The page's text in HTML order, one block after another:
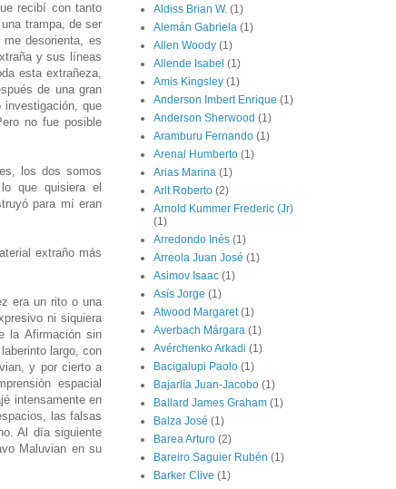
recibí con tanto
trampa, de ser
desorienta, es
y sus líneas
esta extrañeza,
de una gran
investigación, que
no fue posible
los dos somos
que quisiera el
para mí eran
extraño más
era un rito o una
ni siquiera
la Afirmación sin
largo, con
y por cierto a
espacial
intensamente en
las falsas
Al día siguiente
Maluvian en su
Aldiss Brian W. (1)
Alemán Gabriela (1)
Allen Woody (1)
Allende Isabel (1)
Amis Kingsley (1)
Anderson Imbert Enrique (1)
Anderson Sherwood (1)
Aramburu Fernando (1)
Arenal Humberto (1)
Arias Marina (1)
Arlt Roberto (2)
Arnold Kummer Frederic (Jr)
(1)
Arredondo Inés (1)
Arreola Juan José (1)
Asimov Isaac (1)
Asís Jorge (1)
Atwood Margaret (1)
Averbach Márgara (1)
Avérchenko Arkadi (1)
Bacigalupi Paolo (1)
Bajarlía Juan-Jacobo (1)
Ballard James Graham (1)
Balza José (1)
Barea Arturo (2)
Bareiro Saguier Rubén (1)
Barker Clive (1)